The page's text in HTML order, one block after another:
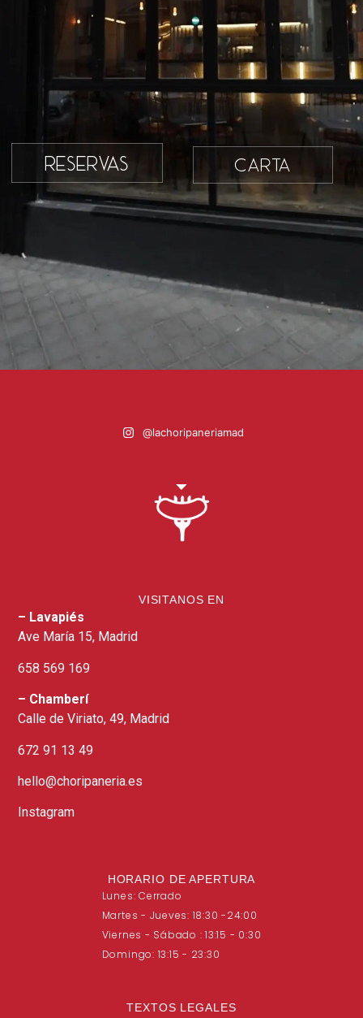
CARTA
RESERVAS
@lachoripaneriamad
VISITANOS EN
– Lavapiés
Ave María 15, Madrid​
658 569 169​
– Chamberí
Calle de Viriato, 49, Madrid
672 91 13 49
hello@choripaneria.es
Instagram
HORARIO DE APERTURA
Lunes: Cerrado
Martes - Jueves: 18:30 -24:00
Viernes - Sábado : 13:15 - 0:30
Domingo: 13:15 - 23:30
TEXTOS LEGALES